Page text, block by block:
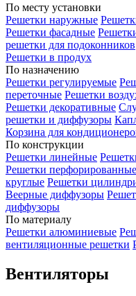
По месту установки
Решетки наружные
Решетки фасадные
решетки для подоконников
Решетки в продух
По назначению
Решетки регулируемые
переточные Решетки
Решетки декоративные
решетки и диффузоры
Корзина для
По конструкции
Решетки линейные
Решетки перфорированные
круглые Решетки
Веерные диффузоры
диффузоры
По материалу
Решетки алюминиевые
вентиляционные решетки
Вентиляторы